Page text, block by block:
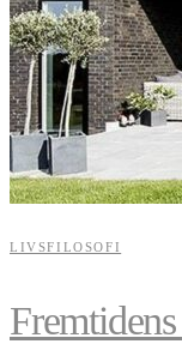
LIVSFILOSOFI